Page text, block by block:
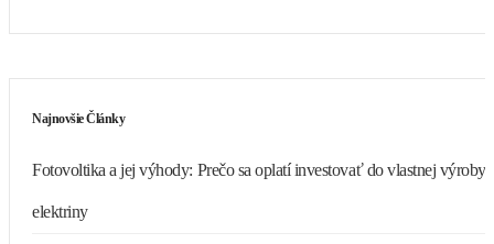
Najnovšie Články
Fotovoltika a jej výhody: Prečo sa oplatí investovať do vlastnej výroby
elektriny